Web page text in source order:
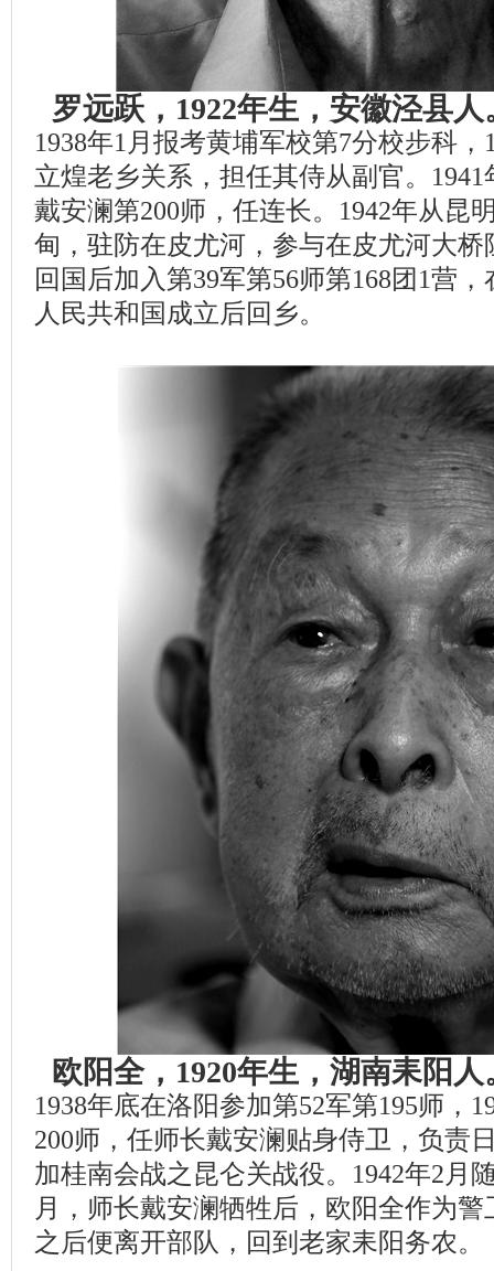
罗远跃，1922年生，安徽泾县
1938年1月报考黄埔军校第7分校步科
立煌老乡关系，担任其侍从副官。
戴安澜第200师，任连长。1942年从昆
甸，驻防在皮尤河，参与在皮尤河大
回国后加入第39军第56师第168团1营
人民共和国成立后回乡。
欧阳全，1920年生，湖南耒阳
1938年底在洛阳参加第52军第195师，
200师，任师长戴安澜贴身侍卫，负责
加桂南会战之昆仑关战役。1942年2月
月，师长戴安澜牺牲后，欧阳全作为
之后便离开部队，回到老家耒阳务农。